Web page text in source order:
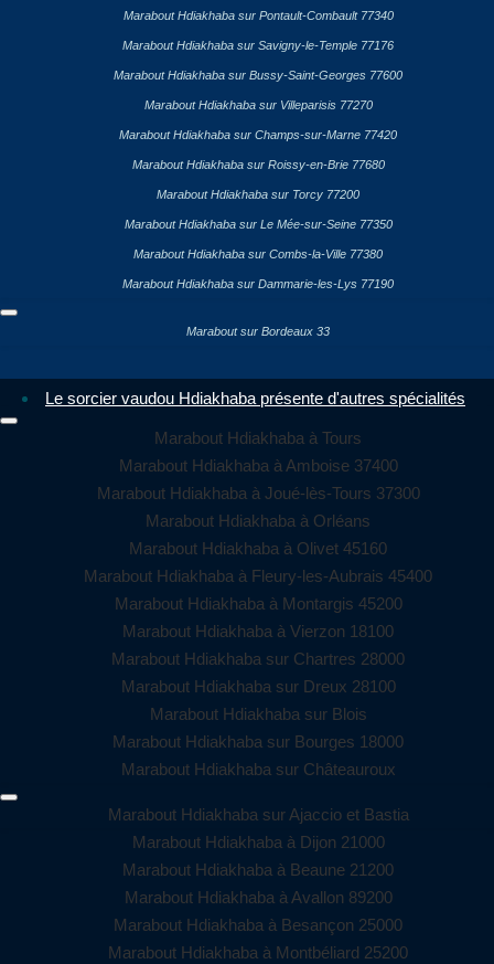
Marabout Hdiakhaba sur Pontault-Combault 77340
Marabout Hdiakhaba sur Savigny-le-Temple 77176
Marabout Hdiakhaba sur Bussy-Saint-Georges 77600
Marabout Hdiakhaba sur Villeparisis 77270
Marabout Hdiakhaba sur Champs-sur-Marne 77420
Marabout Hdiakhaba sur Roissy-en-Brie 77680
Marabout Hdiakhaba sur Torcy 77200
Marabout Hdiakhaba sur Le Mée-sur-Seine 77350
Marabout Hdiakhaba sur Combs-la-Ville 77380
Marabout Hdiakhaba sur Dammarie-les-Lys 77190
Marabout sur Bordeaux 33
Le sorcier vaudou Hdiakhaba présente d'autres spécialités
Marabout Hdiakhaba à Tours
Marabout Hdiakhaba à Amboise 37400
Marabout Hdiakhaba à Joué-lès-Tours 37300
Marabout Hdiakhaba à Orléans
Marabout Hdiakhaba à Olivet 45160
Marabout Hdiakhaba à Fleury-les-Aubrais 45400
Marabout Hdiakhaba à Montargis 45200
Marabout Hdiakhaba à Vierzon 18100
Marabout Hdiakhaba sur Chartres 28000
Marabout Hdiakhaba sur Dreux 28100
Marabout Hdiakhaba sur Blois
Marabout Hdiakhaba sur Bourges 18000
Marabout Hdiakhaba sur Châteauroux
Marabout Hdiakhaba sur Ajaccio et Bastia
Marabout Hdiakhaba à Dijon 21000
Marabout Hdiakhaba à Beaune 21200
Marabout Hdiakhaba à Avallon 89200
Marabout Hdiakhaba à Besançon 25000
Marabout Hdiakhaba à Montbéliard 25200